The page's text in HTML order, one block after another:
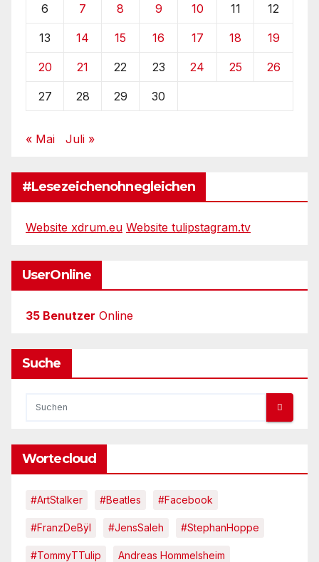
6 7 8 9 10 11 12
13 14 15 16 17 18 19
20 21 22 23 24 25 26
27 28 29 30
« Mai Juli »
#Lesezeichenohnegleichen
Website xdrum.eu Website tulipstagram.tv
UserOnline
35 Benutzer Online
Suche
Wortecloud
#ArtStalker #Beatles #Facebook
#FranzDeBÿl #JensSaleh #StephanHoppe
#TommyTTulip Andreas Hommelsheim